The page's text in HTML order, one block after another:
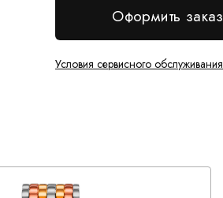
Оформить заказ
Условия сервисного обслуживания